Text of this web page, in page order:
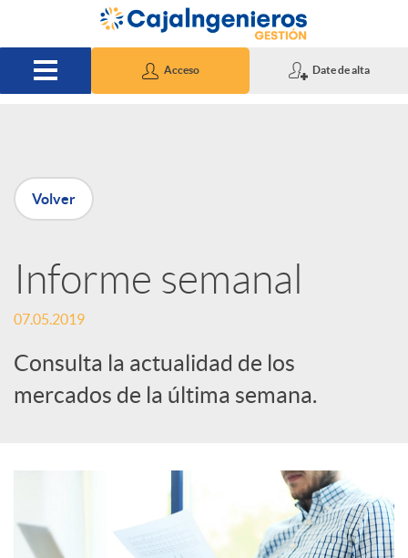
Saltar al contenido principal
Acceso Date de alta
P
u
b
l
i
a
Volver
Informe semanal
07.05.2019
Consulta la actualidad de los
mercados de la última semana.